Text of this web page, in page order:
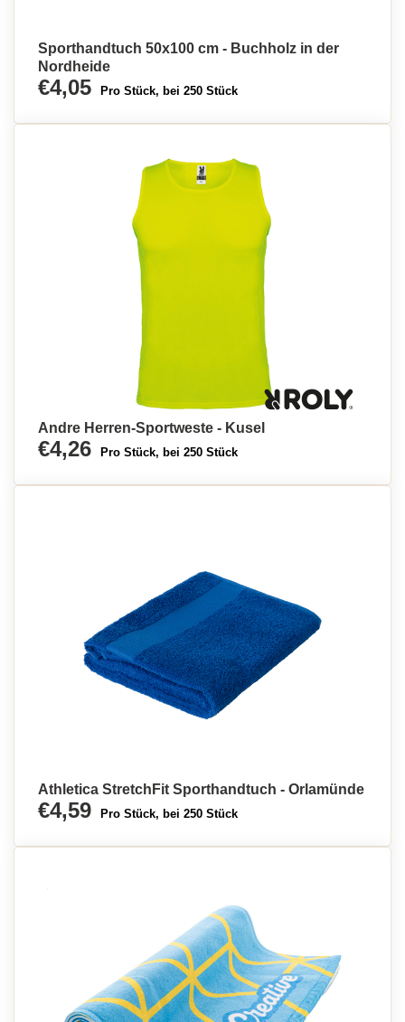
Sporthandtuch 50x100 cm - Buchholz in der
Nordheide
€4,05 Pro Stück, bei 250 Stück
Andre Herren-Sportweste - Kusel
€4,26 Pro Stück, bei 250 Stück
Athletica StretchFit Sporthandtuch - Orlamünde
€4,59 Pro Stück, bei 250 Stück